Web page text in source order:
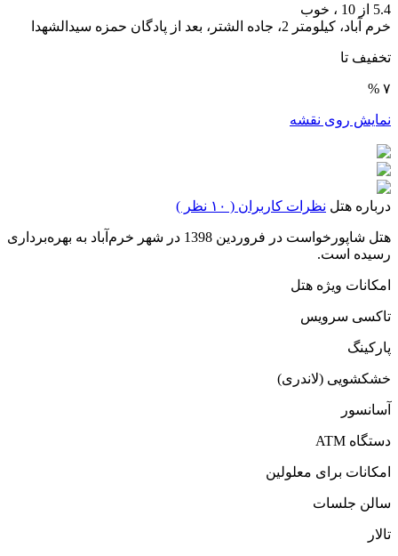
5.4 از 10 ،
خوب
خرم آباد، کیلومتر 2، جاده الشتر، بعد از پادگان حمزه سیدالشهدا
تخفیف تا
۷ %
نمایش روی نقشه
درباره هتل نظرات کاربران ( ۱۰ نظر )
هتل شاپورخواست در فروردین 1398 در شهر خرم‌آباد به بهره‌برداری
رسیده است.
امکانات ویژه هتل
تاکسی سرویس
پارکینگ
خشکشویی (لاندری)
آسانسور
دستگاه ATM
امكانات برای معلولين
سالن جلسات
تالار